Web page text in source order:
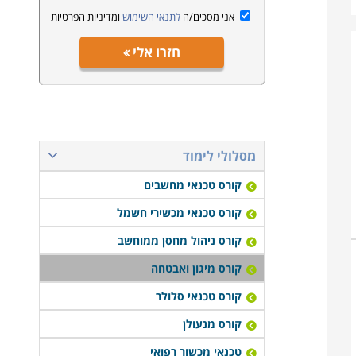
אני מסכים/הלתנאי השימוש ומדיניות הפרטיות
חזרו אלי
מסלולי לימוד
קורס טכנאי מחשבים
קורס טכנאי מכשירי חשמל
קורס ניהול מחסן ממוחשב
קורס מיגון ואבטחה
קורס טכנאי סלולר
קורס מנעולן
טכנאי מכשור רפואי